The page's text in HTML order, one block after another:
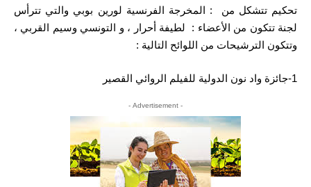
تحكيم تتشكل من : المخرجة الفرنسية لورين بوبي والتي تترأس
لجنة تتكون من الأعضاء : لطيفة أحرار ، و التونسي وسيم القربي ،
وتتكون الترشيحات من اللوائح التالية :
1-جائزة واد نون الدولية للفيلم الروائي القصير
- Advertisement -